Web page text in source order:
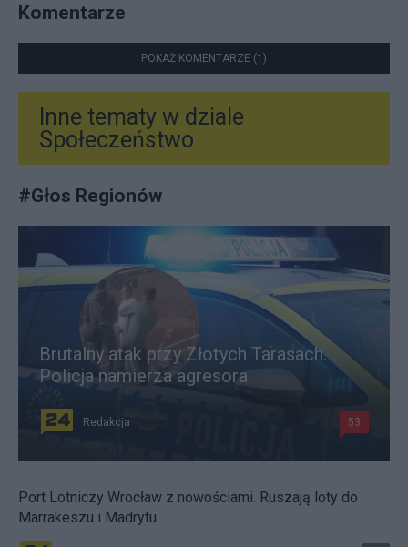
Komentarze
POKAŻ KOMENTARZE (1)
Inne tematy w dziale
Społeczeństwo
#Głos Regionów
Brutalny atak przy Złotych Tarasach.
Policja namierza agresora
Redakcja 53
Port Lotniczy Wrocław z nowościami. Ruszają loty do
Marrakeszu i Madrytu